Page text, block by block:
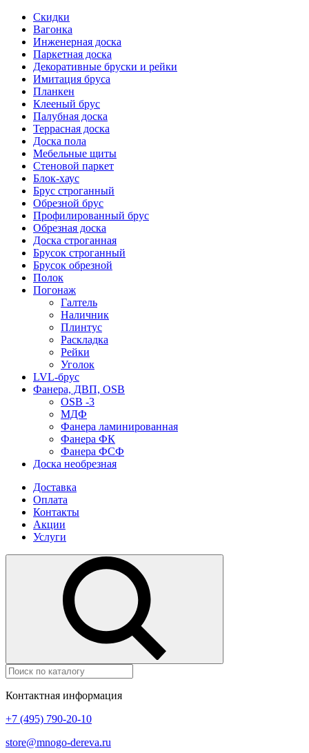
Скидки
Вагонка
Инженерная доска
Паркетная доска
Декоративные бруски и рейки
Имитация бруса
Планкен
Клееный брус
Палубная доска
Террасная доска
Доска пола
Мебельные щиты
Стеновой паркет
Блок-хаус
Брус строганный
Обрезной брус
Профилированный брус
Обрезная доска
Доска строганная
Брусок строганный
Брусок обрезной
Полок
Погонаж
Галтель
Наличник
Плинтус
Раскладка
Рейки
Уголок
LVL-брус
Фанера, ДВП, OSB
OSB -3
МДФ
Фанера ламинированная
Фанера ФК
Фанера ФСФ
Доска необрезная
Доставка
Оплата
Контакты
Акции
Услуги
Контактная информация
+7 (495) 790-20-10
store@mnogo-dereva.ru